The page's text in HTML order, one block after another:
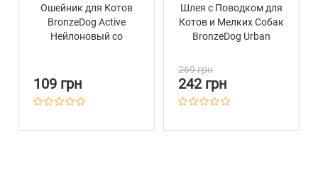
Ошейник для Котов
BronzeDog Active
Нейлоновый со
Пряжкой Синий
109 грн
Шлея с Поводком для
Котов и Мелких Собак
BronzeDog Urban
269 грн
242 грн